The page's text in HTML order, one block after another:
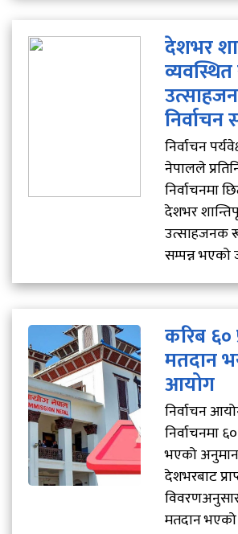
देशभर
व्यवस्थित
निर्वाचन
निर्वाचन
नेपालले
निर्वाचनमा
देशभर
उत्साहजनक
सम्पन्न
करिब ६०
मतदान
आयोग
निर्वाचन
निर्वाचनमा
भएको
देशभरबाट
मतदान भएको